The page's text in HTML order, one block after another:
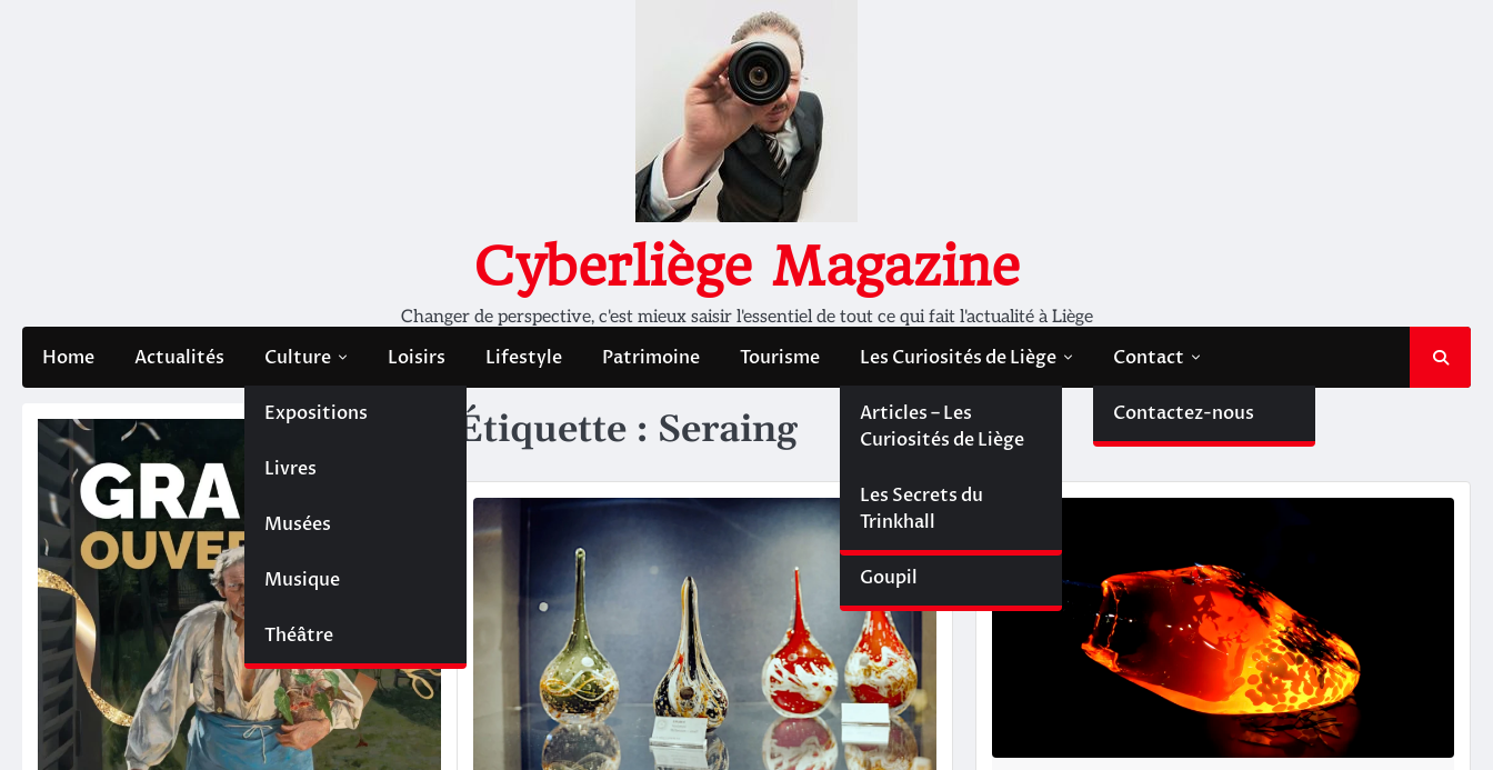
Cyberliège Magazine
Changer de perspective, c'est mieux saisir l'essentiel de tout ce qui fait l'actualité à Liège
Home Actualités Culture
Expositions
Livres
Musées
Musique
Théâtre
Loisirs Lifestyle Patrimoine Tourisme Les Curiosités de Liège
Les Curiosités de
Liège
Articles – Les
Curiosités de Liège
Les dossiers de
Cyberliège Magazine
Les Secrets du
Trinkhall
Goupil
Contact
Contactez-nous
Étiquette : Seraing